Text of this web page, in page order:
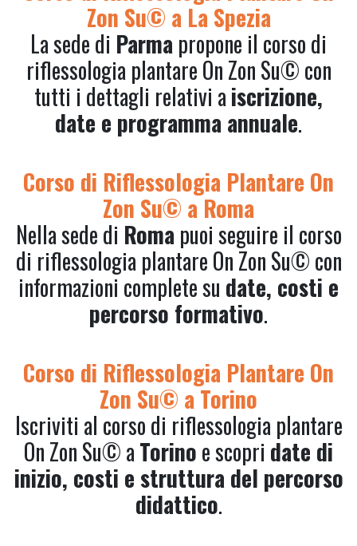
Zon Su© a La Spezia
La sede di Parma propone il corso di
riflessologia plantare On Zon Su© con
tutti i dettagli relativi aiscrizione,
date e programma annuale.
Corso di Riflessologia Plantare On
Zon Su© a Roma
Nella sede di Roma puoi seguire il corso
di riflessologia plantare On Zon Su© con
informazioni complete su date, costi e
percorso formativo.
Corso di Riflessologia Plantare On
Zon Su© a Torino
Iscriviti al corso di riflessologia plantare
On Zon Su© aTorinoe scopri date di
inizio, costi e struttura del percorso
didattico.